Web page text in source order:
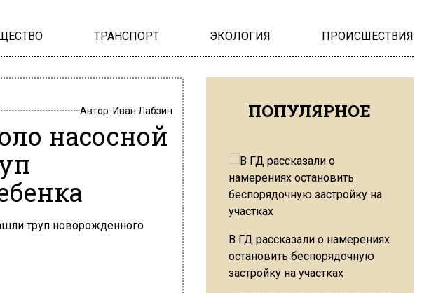
ТРАНСПОРТ ЭКОЛОГИЯ ПРОИСШЕСТВИЯ
Автор: Иван Лабзин
насосной
ПОПУЛЯРНОЕ
В ГД рассказали о намерениях
остановить беспорядочную
застройку на участках